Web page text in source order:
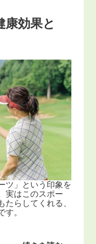
効果と
ツ」という印象を
実はこのスポー
たらしてくれる、
す。